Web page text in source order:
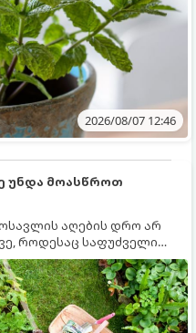
2026/08/07 12:46
უნდა მოასწროთ
აღების დრო არ
როდესაც საფუძველი
და ბაღი მზადდება
იმისათვის, რომ
ხოლო მცენარეებმა
5
უნდა მოასწროთ: